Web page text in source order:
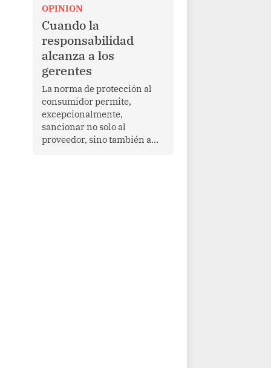
Más allá de su dimensión
religiosa, esta gira
representa una oportunidad
para reafirmar el valor del
diálogo, fortalecer los
vínculos entre los pueblos y
proyectar una imagen de
cooperación en una región
que enfrenta desafíos en
materia de desarrollo,
cohesión social y
gobernabilidad.
OPINION
Cuando la
responsabilidad
alcanza a los
gerentes
La norma de protección al
consumidor permite,
excepcionalmente,
sancionar no solo al
proveedor, sino también a